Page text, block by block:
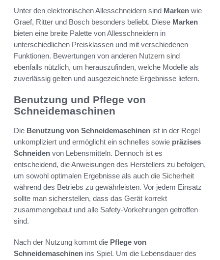
Unter den elektronischen Allesschneidern sind Marken wie
Graef, Ritter und Bosch besonders beliebt. Diese Marken
bieten eine breite Palette von Allesschneidern in
unterschiedlichen Preisklassen und mit verschiedenen
Funktionen. Bewertungen von anderen Nutzern sind
ebenfalls nützlich, um herauszufinden, welche Modelle als
zuverlässig gelten und ausgezeichnete Ergebnisse liefern.
Benutzung und Pflege von
Schneidemaschinen
Die Benutzung von Schneidemaschinen ist in der Regel
unkompliziert und ermöglicht ein schnelles sowie präzises
Schneiden von Lebensmitteln. Dennoch ist es
entscheidend, die Anweisungen des Herstellers zu befolgen,
um sowohl optimalen Ergebnisse als auch die Sicherheit
während des Betriebs zu gewährleisten. Vor jedem Einsatz
sollte man sicherstellen, dass das Gerät korrekt
zusammengebaut und alle Safety-Vorkehrungen getroffen
sind.
Nach der Nutzung kommt die Pflege von
Schneidemaschinen ins Spiel. Um die Lebensdauer des